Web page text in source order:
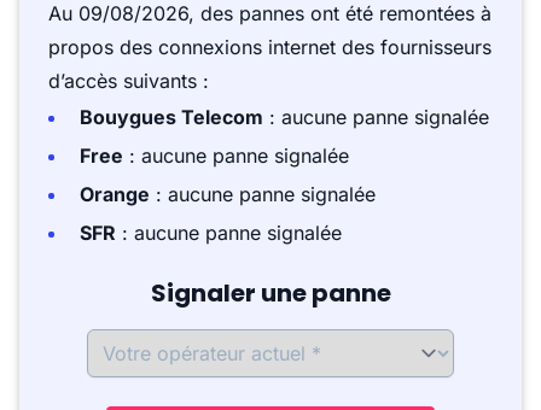
Au 09/08/2026, des pannes ont été remontées à
propos des connexions internet des fournisseurs
d’accès suivants :
Bouygues Telecom : aucune panne signalée
Free : aucune panne signalée
Orange : aucune panne signalée
SFR : aucune panne signalée
Signaler une panne